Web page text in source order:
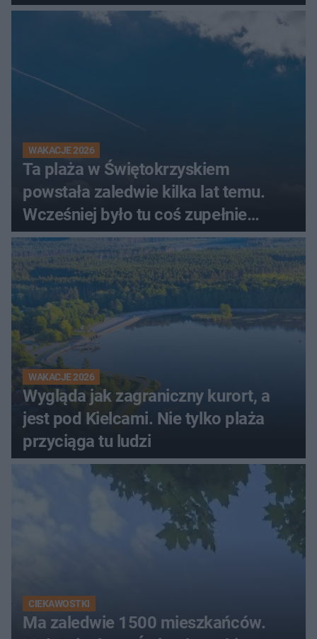
świadków
WAKACJE 2026
Ta plaża w Świętokrzyskiem
powstała zaledwie kilka lat temu.
Wcześniej było tu coś zupełnie
innego
WAKACJE 2026
Wygląda jak zagraniczny kurort, a
jest pod Kielcami. Nie tylko plaża
przyciąga tu ludzi
CIEKAWOSTKI
Ma zaledwie 1500 mieszkańców.